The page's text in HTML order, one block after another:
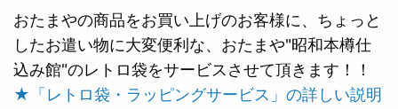
おたまやの商品をお買い上げのお客様に、ちょっと
したお遣い物に大変便利な、おたまや"昭和本樽仕
込み館"のレトロ袋をサービスさせて頂きます！！
★「レトロ袋・ラッピングサービス」の詳しい説明